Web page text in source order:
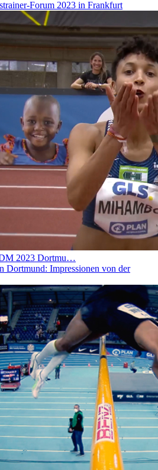
Forum 2023 in Frankfurt
2023 Dortmu…
Dortmund: Impressionen von der